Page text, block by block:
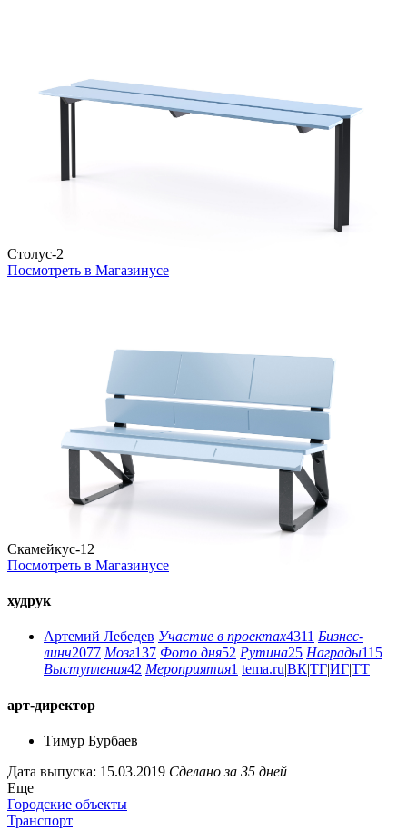
Столус-2
Посмотреть в Магазинусе
Скамейкус-12
Посмотреть в Магазинусе
худрук
Артемий Лебедев Участие в проектах4311 Бизнес-
линч2077 Мозг137 Фото дня52 Рутина25 Награды115
Выступления42 Мероприятия1 tema.ru|ВК|ТГ|ИГ|ТТ
арт-директор
Тимур Бурбаев
Дата выпуска: 15.03.2019 Сделано за 35 дней
Еще
Городские объекты
Транспорт